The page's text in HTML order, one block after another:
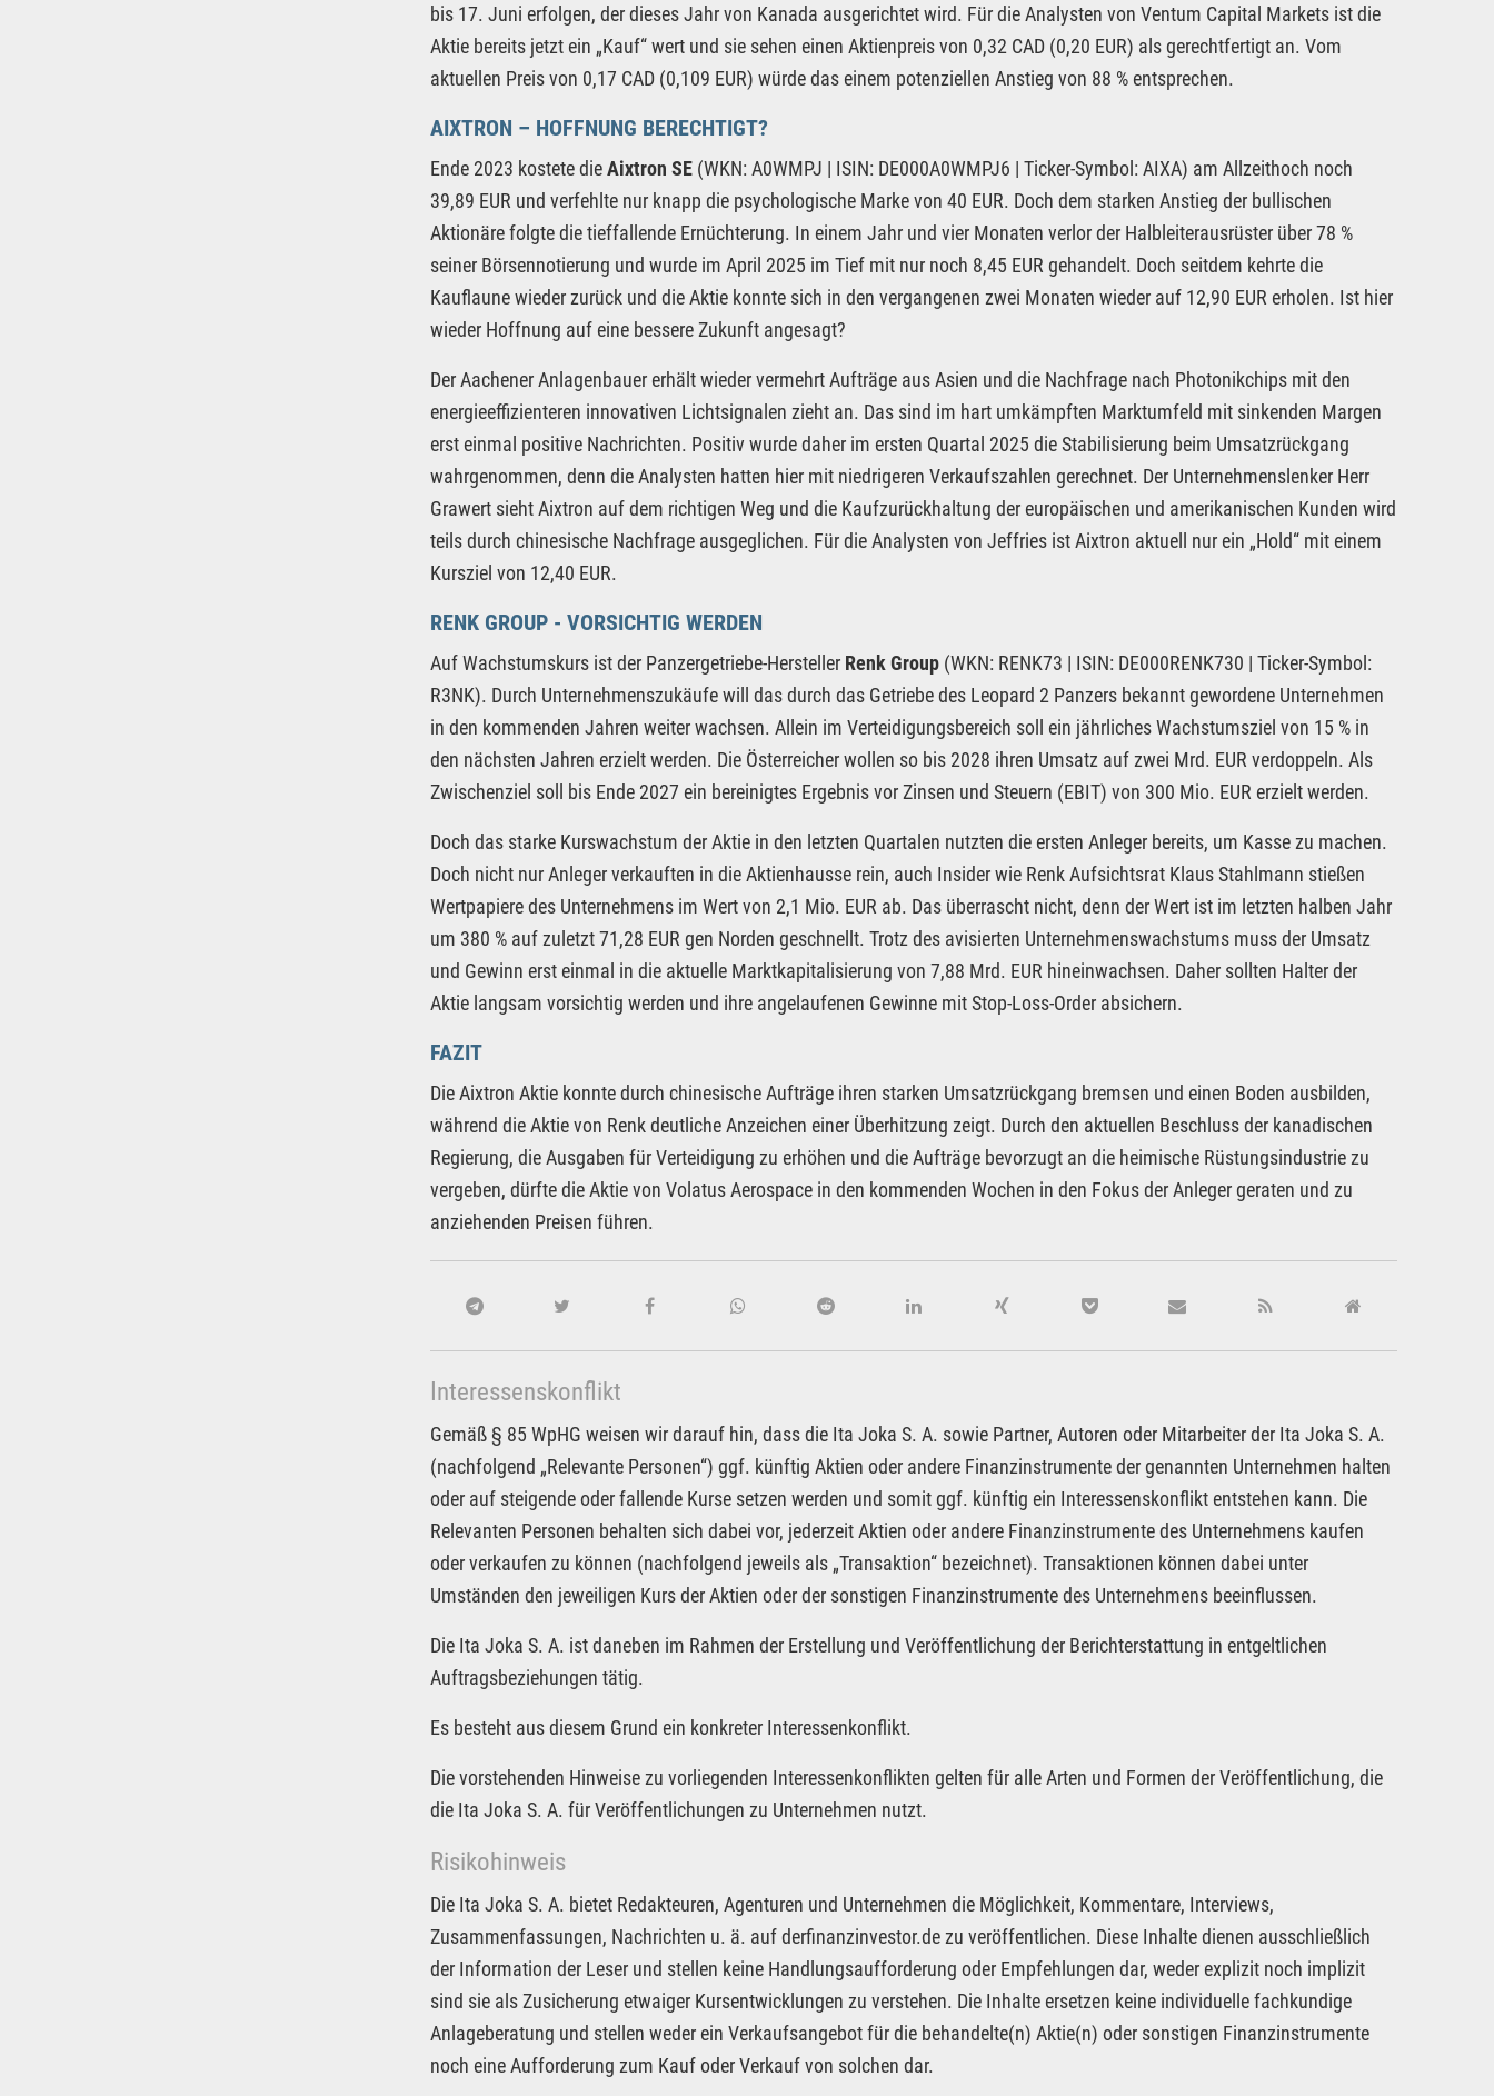
bis 17. Juni erfolgen, der dieses Jahr von Kanada ausgerichtet wird. Für die Analysten von Ventum Capital Markets ist die
Aktie bereits jetzt ein „Kauf“ wert und sie sehen einen Aktienpreis von 0,32 CAD (0,20 EUR) als gerechtfertigt an. Vom
aktuellen Preis von 0,17 CAD (0,109 EUR) würde das einem potenziellen Anstieg von 88 % entsprechen.
AIXTRON – HOFFNUNG BERECHTIGT?
Ende 2023 kostete dieAixtron SE (WKN: A0WMPJ | ISIN: DE000A0WMPJ6 | Ticker-Symbol: AIXA) am Allzeithoch noch
39,89 EUR und verfehlte nur knapp die psychologische Marke von 40 EUR. Doch dem starken Anstieg der bullischen
Aktionäre folgte die tieffallende Ernüchterung. In einem Jahr und vier Monaten verlor der Halbleiterausrüster über 78 %
seiner Börsennotierung und wurde im April 2025 im Tief mit nur noch 8,45 EUR gehandelt. Doch seitdem kehrte die
Kauflaune wieder zurück und die Aktie konnte sich in den vergangenen zwei Monaten wieder auf 12,90 EUR erholen. Ist hier
wieder Hoffnung auf eine bessere Zukunft angesagt?
Der Aachener Anlagenbauer erhält wieder vermehrt Aufträge aus Asien und die Nachfrage nach Photonikchips mit den
energieeffizienteren innovativen Lichtsignalen zieht an. Das sind im hart umkämpften Marktumfeld mit sinkenden Margen
erst einmal positive Nachrichten. Positiv wurde daher im ersten Quartal 2025 die Stabilisierung beim Umsatzrückgang
wahrgenommen, denn die Analysten hatten hier mit niedrigeren Verkaufszahlen gerechnet. Der Unternehmenslenker Herr
Grawert sieht Aixtron auf dem richtigen Weg und die Kaufzurückhaltung der europäischen und amerikanischen Kunden wird
teils durch chinesische Nachfrage ausgeglichen. Für die Analysten von Jeffries ist Aixtron aktuell nur ein „Hold“ mit einem
Kursziel von 12,40 EUR.
RENK GROUP - VORSICHTIG WERDEN
Auf Wachstumskurs ist der Panzergetriebe-Hersteller Renk Group (WKN: RENK73 | ISIN: DE000RENK730 | Ticker-Symbol:
R3NK). Durch Unternehmenszukäufe will das durch das Getriebe des Leopard 2 Panzers bekannt gewordene Unternehmen
in den kommenden Jahren weiter wachsen. Allein im Verteidigungsbereich soll ein jährliches Wachstumsziel von 15 % in
den nächsten Jahren erzielt werden. Die Österreicher wollen so bis 2028 ihren Umsatz auf zwei Mrd. EUR verdoppeln. Als
Zwischenziel soll bis Ende 2027 ein bereinigtes Ergebnis vor Zinsen und Steuern (EBIT) von 300 Mio. EUR erzielt werden.
Doch das starke Kurswachstum der Aktie in den letzten Quartalen nutzten die ersten Anleger bereits, um Kasse zu machen.
Doch nicht nur Anleger verkauften in die Aktienhausse rein, auch Insider wie Renk Aufsichtsrat Klaus Stahlmann stießen
Wertpapiere des Unternehmens im Wert von 2,1 Mio. EUR ab. Das überrascht nicht, denn der Wert ist im letzten halben Jahr
um 380 % auf zuletzt 71,28 EUR gen Norden geschnellt. Trotz des avisierten Unternehmenswachstums muss der Umsatz
und Gewinn erst einmal in die aktuelle Marktkapitalisierung von 7,88 Mrd. EUR hineinwachsen. Daher sollten Halter der
Aktie langsam vorsichtig werden und ihre angelaufenen Gewinne mit Stop-Loss-Order absichern.
FAZIT
Die Aixtron Aktie konnte durch chinesische Aufträge ihren starken Umsatzrückgang bremsen und einen Boden ausbilden,
während die Aktie von Renk deutliche Anzeichen einer Überhitzung zeigt. Durch den aktuellen Beschluss der kanadischen
Regierung, die Ausgaben für Verteidigung zu erhöhen und die Aufträge bevorzugt an die heimische Rüstungsindustrie zu
vergeben, dürfte die Aktie von Volatus Aerospace in den kommenden Wochen in den Fokus der Anleger geraten und zu
anziehenden Preisen führen.
Interessenskonflikt
Gemäß § 85 WpHG weisen wir darauf hin, dass die Ita Joka S. A. sowie Partner, Autoren oder Mitarbeiter der Ita Joka S. A.
(nachfolgend „Relevante Personen“) ggf. künftig Aktien oder andere Finanzinstrumente der genannten Unternehmen halten
oder auf steigende oder fallende Kurse setzen werden und somit ggf. künftig ein Interessenskonflikt entstehen kann. Die
Relevanten Personen behalten sich dabei vor, jederzeit Aktien oder andere Finanzinstrumente des Unternehmens kaufen
oder verkaufen zu können (nachfolgend jeweils als „Transaktion“ bezeichnet). Transaktionen können dabei unter
Umständen den jeweiligen Kurs der Aktien oder der sonstigen Finanzinstrumente des Unternehmens beeinflussen.
Die Ita Joka S. A. ist daneben im Rahmen der Erstellung und Veröffentlichung der Berichterstattung in entgeltlichen
Auftragsbeziehungen tätig.
Es besteht aus diesem Grund ein konkreter Interessenkonflikt.
Die vorstehenden Hinweise zu vorliegenden Interessenkonflikten gelten für alle Arten und Formen der Veröffentlichung, die
die Ita Joka S. A. für Veröffentlichungen zu Unternehmen nutzt.
Risikohinweis
Die Ita Joka S. A. bietet Redakteuren, Agenturen und Unternehmen die Möglichkeit, Kommentare, Interviews,
Zusammenfassungen, Nachrichten u. ä. auf derfinanzinvestor.de zu veröffentlichen. Diese Inhalte dienen ausschließlich
der Information der Leser und stellen keine Handlungsaufforderung oder Empfehlungen dar, weder explizit noch implizit
sind sie als Zusicherung etwaiger Kursentwicklungen zu verstehen. Die Inhalte ersetzen keine individuelle fachkundige
Anlageberatung und stellen weder ein Verkaufsangebot für die behandelte(n) Aktie(n) oder sonstigen Finanzinstrumente
noch eine Aufforderung zum Kauf oder Verkauf von solchen dar.